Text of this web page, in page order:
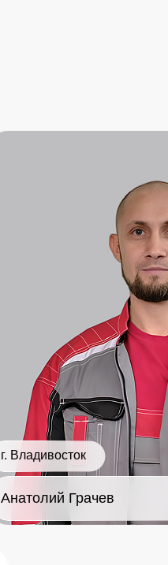
Анатолий Грачев
г. Владивосток